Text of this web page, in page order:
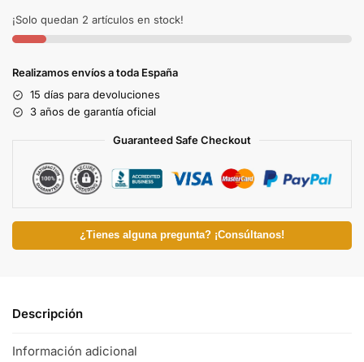
¡Solo quedan 2 artículos en stock!
Realizamos envíos a toda España
15 días para devoluciones
3 años de garantía oficial
Guaranteed Safe Checkout
¿Tienes alguna pregunta? ¡Consúltanos!
Descripción
Información adicional